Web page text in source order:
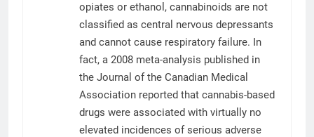
opiates or ethanol, cannabinoids are not
classified as central nervous depressants
and cannot cause respiratory failure. In
fact, a 2008 meta-analysis published in
the Journal of the Canadian Medical
Association reported that cannabis-based
drugs were associated with virtually no
elevated incidences of serious adverse